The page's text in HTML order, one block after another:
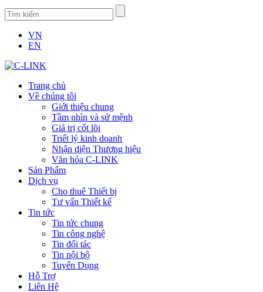
VN
EN
Trang chủ
Về chúng tôi
Giới thiệu chung
Tầm nhìn và sứ mệnh
Giá trị cốt lõi
Triết lý kinh doanh
Nhận diện Thương hiệu
Văn hóa C-LINK
Sản Phẩm
Dịch vụ
Cho thuê Thiết bị
Tư vấn Thiết kế
Tin tức
Tin tức chung
Tin công nghệ
Tin đối tác
Tin nội bộ
Tuyển Dụng
Hỗ Trợ
Liên Hệ